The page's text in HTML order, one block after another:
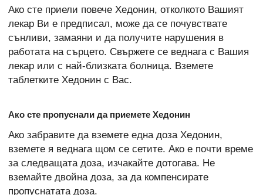
Ако сте приели повече Хедонин, отколкото Вашият
лекар Ви е предписал, може да се почувствате
сънливи, замаяни и да получите нарушения в
работата на сърцето. Свържете се веднага с Вашия
лекар или с най-близката болница. Вземете
таблетките Хедонин с Вас.
Ако сте пропуснали да приемете Хедонин
Ако забравите да вземете една доза Хедонин,
вземете я веднага щом се сетите. Ако е почти време
за следващата доза, изчакайте дотогава. Не
вземайте двойна доза, за да компенсирате
пропуснатата доза.